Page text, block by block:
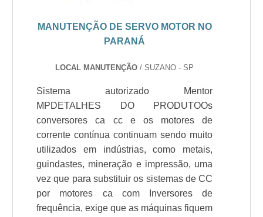
MANUTENÇÃO DE SERVO MOTOR NO
PARANÁ
LOCAL MANUTENÇÃO / SUZANO - SP
Sistema autorizado Mentor
MPDETALHES DO PRODUTOOs
conversores ca cc e os motores de
corrente contínua continuam sendo muito
utilizados em indústrias, como metais,
guindastes, mineração e impressão, uma
vez que para substituir os sistemas de CC
por motores ca com Inversores de
frequência, exige que as máquinas fiquem